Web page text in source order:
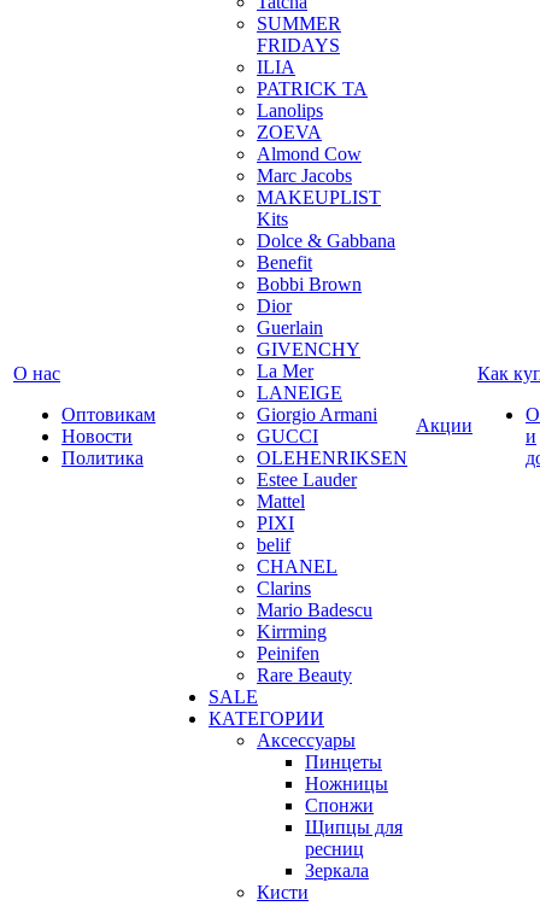
О нас
Оптовикам
Новости
Политика
SUMMER
FRIDAYS
ILIA
PATRICK TA
Lanolips
ZOEVA
Almond Cow
Marc Jacobs
MAKEUPLIST
Kits
Dolce & Gabbana
Benefit
Bobbi Brown
Dior
Guerlain
GIVENCHY
La Mer
LANEIGE
Giorgio Armani
GUCCI
OLEHENRIKSEN
Estee Lauder
Mattel
PIXI
belif
CHANEL
Clarins
Mario Badescu
Kirrming
Peinifen
Rare Beauty
SALE
КАТЕГОРИИ
Аксессуары
Пинцеты
Ножницы
Спонжи
Щипцы для
ресниц
Зеркала
Кисти
Акции
Как
и